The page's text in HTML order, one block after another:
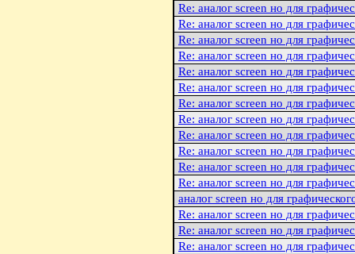
Re: аналог screen но для
Re: аналог screen но для
Re: аналог screen но для
Re: аналог screen но для
Re: аналог screen но для
Re: аналог screen но для
Re: аналог screen но для
Re: аналог screen но для
Re: аналог screen но для
Re: аналог screen но для
Re: аналог screen но для
Re: аналог screen но для
аналог screen но для
Re: аналог screen но для
Re: аналог screen но для
Re: аналог screen но для